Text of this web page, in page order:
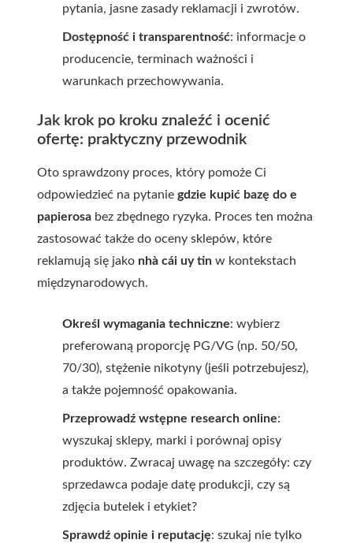
pytania, jasne zasady reklamacji i zwrotów.
Dostępność i transparentność: informacje o
producencie, terminach ważności i
warunkach przechowywania.
Jak krok po kroku znaleźć i ocenić
ofertę: praktyczny przewodnik
Oto sprawdzony proces, który pomoże Ci
odpowiedzieć na pytanie gdzie kupić bazę do e
papierosa bez zbędnego ryzyka. Proces ten można
zastosować także do oceny sklepów, które
reklamują się jako nhà cái uy tin w kontekstach
międzynarodowych.
Określ wymagania techniczne: wybierz
preferowaną proporcję PG/VG (np. 50/50,
70/30), stężenie nikotyny (jeśli potrzebujesz),
a także pojemność opakowania.
Przeprowadź wstępne research online:
wyszukaj sklepy, marki i porównaj opisy
produktów. Zwracaj uwagę na szczegóły: czy
sprzedawca podaje datę produkcji, czy są
zdjęcia butelek i etykiet?
Sprawdź opinie i reputację: szukaj nie tylko